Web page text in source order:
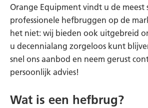
Orange Equipment vindt u de meest
professionele hefbruggen op de
het niet: wij bieden ook uitgebreid
u decennialang zorgeloos kunt
snel ons aanbod en neem gerust
persoonlijk advies!
Wat is een hefbrug?